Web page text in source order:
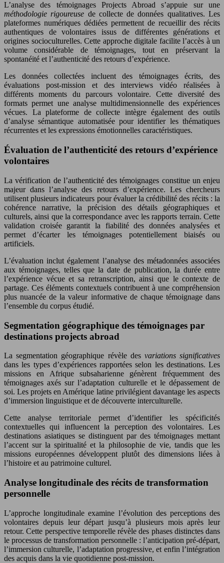
L’analyse des témoignages Projects Abroad s’appuie sur une
méthodologie rigoureuse de collecte de données qualitatives. Les
plateformes numériques dédiées permettent de recueillir des récits
authentiques de volontaires issus de différentes générations et
origines socioculturelles. Cette approche digitale facilite l’accès à un
volume considérable de témoignages, tout en préservant la
spontanéité et l’authenticité des retours d’expérience.
Les données collectées incluent des témoignages écrits, des
évaluations post-mission et des interviews vidéo réalisées à
différents moments du parcours volontaire. Cette diversité des
formats permet une analyse multidimensionnelle des expériences
vécues. La plateforme de collecte intègre également des outils
d’analyse sémantique automatisée pour identifier les thématiques
récurrentes et les expressions émotionnelles caractéristiques.
Évaluation de l’authenticité des retours d’expérience
volontaires
La vérification de l’authenticité des témoignages constitue un enjeu
majeur dans l’analyse des retours d’expérience. Les chercheurs
utilisent plusieurs indicateurs pour évaluer la crédibilité des récits : la
cohérence narrative, la précision des détails géographiques et
culturels, ainsi que la correspondance avec les rapports terrain. Cette
validation croisée garantit la fiabilité des données analysées et
permet d’écarter les témoignages potentiellement biaisés ou
artificiels.
L’évaluation inclut également l’analyse des métadonnées associées
aux témoignages, telles que la date de publication, la durée entre
l’expérience vécue et sa retranscription, ainsi que le contexte de
partage. Ces éléments contextuels contribuent à une compréhension
plus nuancée de la valeur informative de chaque témoignage dans
l’ensemble du corpus étudié.
Segmentation géographique des témoignages par
destinations projects abroad
La segmentation géographique révèle des variations significatives
dans les types d’expériences rapportées selon les destinations. Les
missions en Afrique subsaharienne génèrent fréquemment des
témoignages axés sur l’adaptation culturelle et le dépassement de
soi. Les projets en Amérique latine privilégient davantage les aspects
d’immersion linguistique et de découverte interculturelle.
Cette analyse territoriale permet d’identifier les spécificités
contextuelles qui influencent la perception des volontaires. Les
destinations asiatiques se distinguent par des témoignages mettant
l’accent sur la spiritualité et la philosophie de vie, tandis que les
missions européennes développent plutôt des dimensions liées à
l’histoire et au patrimoine culturel.
Analyse longitudinale des récits de transformation
personnelle
L’approche longitudinale examine l’évolution des perceptions des
volontaires depuis leur départ jusqu’à plusieurs mois après leur
retour. Cette perspective temporelle révèle des phases distinctes dans
le processus de transformation personnelle : l’anticipation pré-départ,
l’immersion culturelle, l’adaptation progressive, et enfin l’intégration
des acquis dans la vie quotidienne post-mission.